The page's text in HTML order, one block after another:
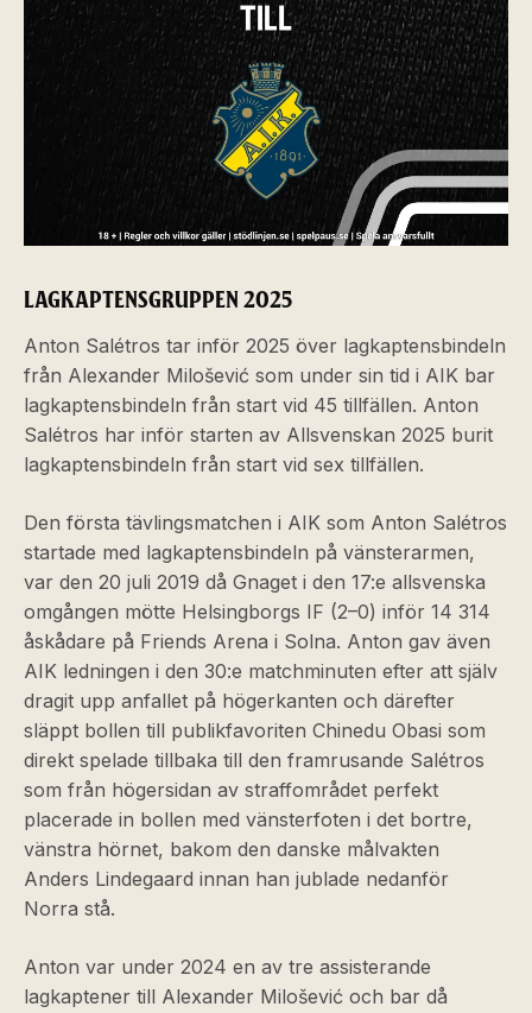
LAGKAPTENSGRUPPEN 2025
Anton Salétros tar inför 2025 över lagkaptensbindeln
från Alexander Milošević som under sin tid i AIK bar
lagkaptensbindeln från start vid 45 tillfällen. Anton
Salétros har inför starten av Allsvenskan 2025 burit
lagkaptensbindeln från start vid sex tillfällen.
Den första tävlingsmatchen i AIK som Anton Salétros
startade med lagkaptensbindeln på vänsterarmen,
var den 20 juli 2019 då Gnaget i den 17:e allsvenska
omgången mötte Helsingborgs IF (2–0) inför 14 314
åskådare på Friends Arena i Solna. Anton gav även
AIK ledningen i den 30:e matchminuten efter att själv
dragit upp anfallet på högerkanten och därefter
släppt bollen till publikfavoriten Chinedu Obasi som
direkt spelade tillbaka till den framrusande Salétros
som från högersidan av straffområdet perfekt
placerade in bollen med vänsterfoten i det bortre,
vänstra hörnet, bakom den danske målvakten
Anders Lindegaard innan han jublade nedanför
Norra stå.
Anton var under 2024 en av tre assisterande
lagkaptener till Alexander Milošević och bar då